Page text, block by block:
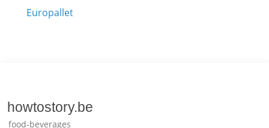
Europallet
howtostory.be
food-beverages